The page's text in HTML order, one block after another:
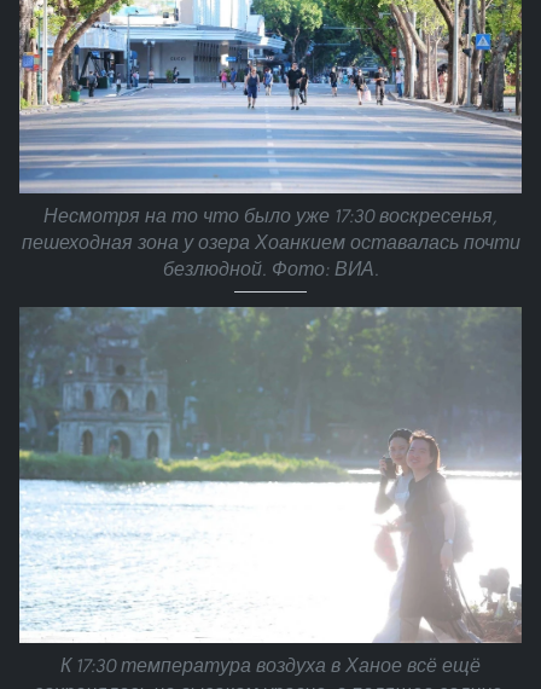
Несмотря на то что было уже 17:30 воскресенья,
пешеходная зона у озера Хоанкием оставалась почти
безлюдной. Фото: ВИА.
К 17:30 температура воздуха в Ханое всё ещё